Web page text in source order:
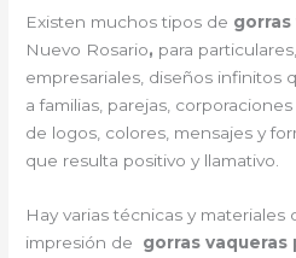
Existen muchos tipos de gorras
Nuevo Rosario, para
empresariales, diseños infinitos
a familias, parejas,
de logos, colores, mensajes y
que resulta positivo y llamativo.
Hay varias técnicas y materiales
impresión de gorras vaqueras